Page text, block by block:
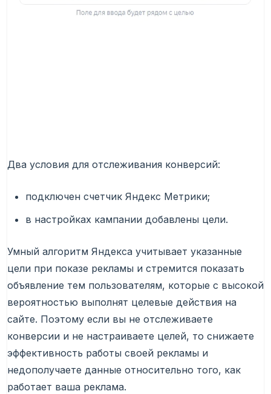
Два условия для отслеживания конверсий:
подключен счетчик Яндекс Метрики;
в настройках кампании добавлены цели.
Умный алгоритм Яндекса учитывает указанные
цели при показе рекламы и стремится показать
объявление тем пользователям, которые с высокой
вероятностью выполнят целевые действия на
сайте. Поэтому если вы не отслеживаете
конверсии и не настраиваете целей, то снижаете
эффективность работы своей рекламы и
недополучаете данные относительно того, как
работает ваша реклама.